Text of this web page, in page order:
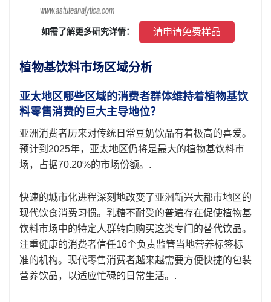
如需了解更多研究详情： 请申请免费样品
植物基饮料市场区域分析
亚太地区哪些区域的消费者群体维持着植物基饮
料零售消费的巨大主导地位？
亚洲消费者历来对传统日常豆奶饮品有着极高的喜爱。
预计到2025年，亚太地区仍将是最大的植物基饮料市
场，占据70.20%的市场份额。.
快速的城市化进程深刻地改变了亚洲新兴大都市地区的
现代饮食消费习惯。乳糖不耐受的普遍存在促使植物基
饮料市场中的特定人群转向购买这类专门的替代饮品。
注重健康的消费者信任16个负责监管当地营养标签标
准的机构。现代零售消费者越来越需要方便快捷的包装
营养饮品，以适应忙碌的日常生活。.